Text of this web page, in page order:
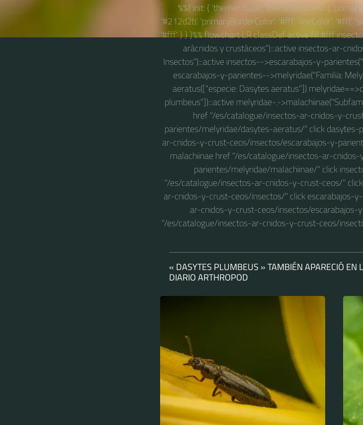
%%{ init: { 'theme': 'base', 'themeVariables': {
'#212d2b', 'primaryBorderColor': '#fff', 'lineColor': '#fff',
'#fff' } } }%% flowchart LR classDef active fill:#fff
arácnidos y crustáceos"):::active insectos-ar-
Insectos"):::active insectos-->escarabajos-y-
escarabajos-y-parientes-->melyridae("Familia:
aeratus(["especie: Dasytes aeratus"])
plumbeus"]):::active melyridae-.-
href "/es/catalogue/insectos-ar-cnidos-y-
parientes/melyridae/dasytes-aeratus/" click
ar-cnidos-y-crust-ceos/insectos/escarabajos-y-
malachiinae href "/es/catalogue/insectos-ar-
parientes/melyridae/malachiinae/" click
"/es/catalogue/insectos-ar-cnidos-y-crust-ceos/"
ar-cnidos-y-crust-ceos/insectos/" click escarabajos-
ar-cnidos-y-crust-ceos/insectos/escarabajos-
"/es/catalogue/insectos-ar-cnidos-y-crust-ceos/
« DASYTES PLUMBEUS » TAMBIÉN APARECIÓ EN
DIARIO ARTHROPOD